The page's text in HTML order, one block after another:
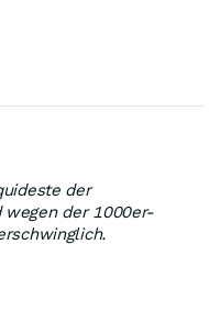
der
wegen der 1000er-